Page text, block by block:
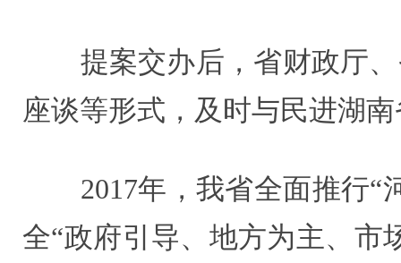
提案交办后，省财政厅、
座谈等形式，及时与民进湖
2017年，我省全面推行“
全“政府引导、地方为主、市